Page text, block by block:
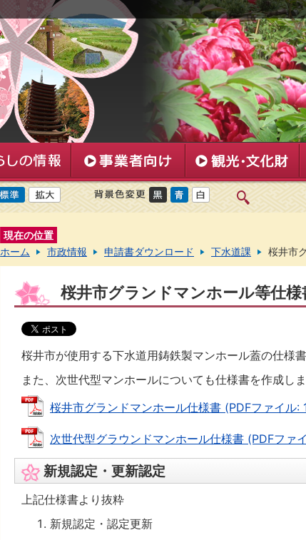
現在の位置
ホーム
市政情報 申請書ダウンロード 下水道課 桜井市
桜井市グランドマンホール等仕
桜井市が使用する下水道用鋳鉄製マンホール蓋の仕様書
また、次世代型マンホールについても仕様書を作成しま
桜井市グランドマンホール仕様書 (PDFファイル:
次世代型グラウンドマンホール仕様書 (PDFファ
新規認定・更新認定
上記仕様書より抜粋
新規認定・認定更新